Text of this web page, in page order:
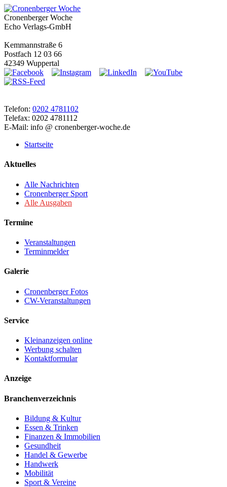
Cronenberger Woche
Echo Verlags-GmbH
Kemmannstraße 6
Postfach 12 03 66
42349 Wuppertal
Telefon: 0202 4781102
Telefax: 0202 4781112
E-Mail: info @ cronenberger-woche.de
Startseite
Aktuelles
Alle Nachrichten
Cronenberger Sport
Alle Ausgaben
Termine
Veranstaltungen
Terminmelder
Galerie
Cronenberger Fotos
CW-Veranstaltungen
Service
Kleinanzeigen online
Werbung schalten
Kontaktformular
Anzeige
Branchenverzeichnis
Bildung & Kultur
Essen & Trinken
Finanzen & Immobilien
Gesundheit
Handel & Gewerbe
Handwerk
Mobilität
Sport & Vereine